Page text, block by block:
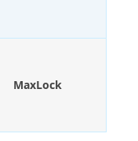
MaxLock